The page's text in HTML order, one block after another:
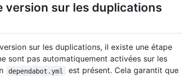
version sur les duplications
sur les duplications, il existe une étape
sont pas automatiquement activées sur les
dependabot.yml
est présent. Cela garantit que